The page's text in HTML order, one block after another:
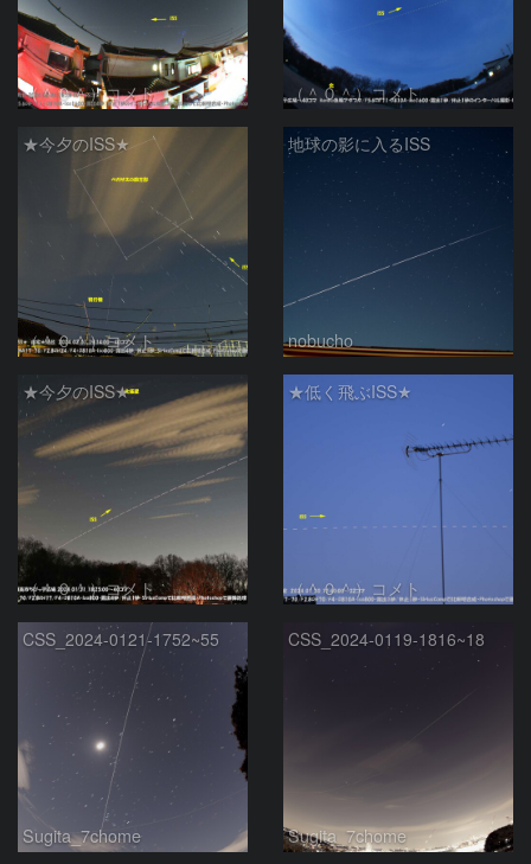
（＾０＾）コメト （＾０＾）コメト
★今夕のISS★
（＾０＾）コメト
地球の影に入るISS
nobucho
★今夕のISS★
（＾０＾）コメト
★低く飛ぶISS★
（＾０＾）コメト
CSS_2024-0121-1752~55
Sugita_7chome
CSS_2024-0119-1816~18
Sugita_7chome